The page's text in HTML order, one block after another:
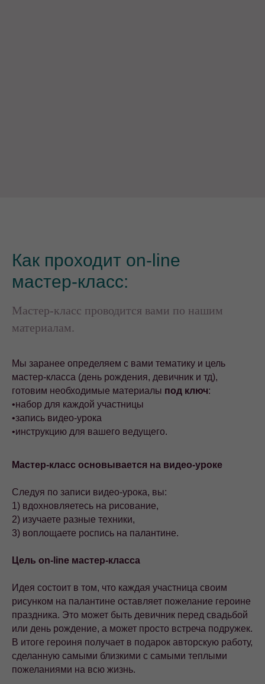
Как проходит on-line
мастер-класс:
Мастер-класс проводится вами по нашим
материалам.
Мы заранее определяем с вами тематику и цель
мастер-класса (день рождения, девичник и тд),
готовим необходимые материалы под ключ:
•набор для каждой участницы
•запись видео-урока
•инструкцию для вашего ведущего.
Мастер-класс основывается на видео-уроке
Следуя по записи видео-урока, вы:
1) вдохновляетесь на рисование,
2) изучаете разные техники,
3) воплощаете роспись на палантине.
Цель on-line мастер-класса
Идея состоит в том, что каждая участница своим
рисунком на палантине оставляет пожелание героине
праздника. Это может быть девичник перед свадьбой
или день рождение, а может просто встреча подружек.
В итоге героиня получает в подарок авторскую работу,
сделанную самыми близкими с самыми теплыми
пожеланиями на всю жизнь.